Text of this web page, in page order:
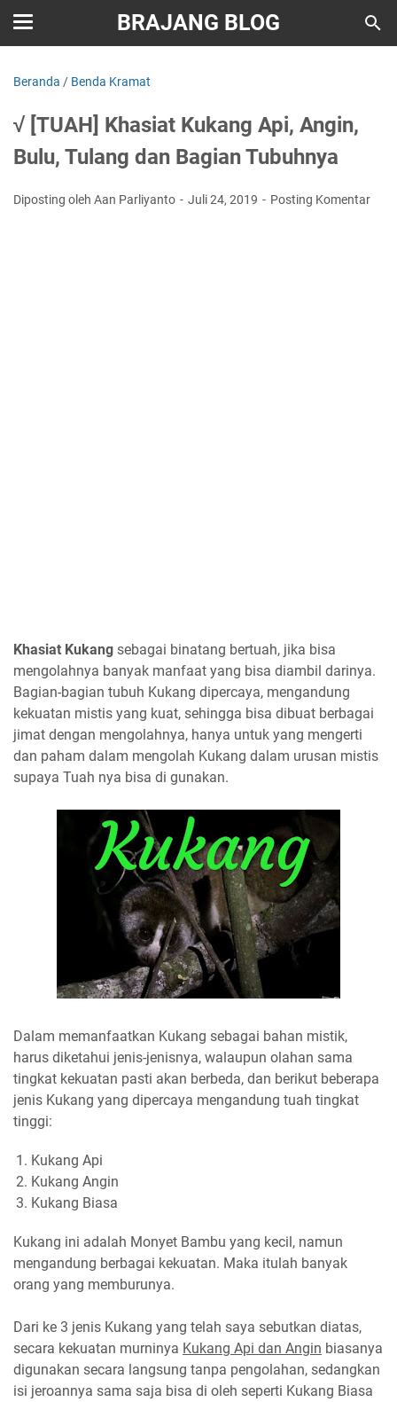
BRAJANG BLOG
Beranda / Benda Kramat
√ [TUAH] Khasiat Kukang Api, Angin,
Bulu, Tulang dan Bagian Tubuhnya
Diposting oleh Aan Parliyanto Juli 24, 2019 Posting Komentar
Khasiat Kukang sebagai binatang bertuah, jika bisa
mengolahnya banyak manfaat yang bisa diambil darinya.
Bagian-bagian tubuh Kukang dipercaya, mengandung
kekuatan mistis yang kuat, sehingga bisa dibuat berbagai
jimat dengan mengolahnya, hanya untuk yang mengerti
dan paham dalam mengolah Kukang dalam urusan mistis
supaya Tuah nya bisa di gunakan.
Dalam memanfaatkan Kukang sebagai bahan mistik,
harus diketahui jenis-jenisnya, walaupun olahan sama
tingkat kekuatan pasti akan berbeda, dan berikut beberapa
jenis Kukang yang dipercaya mengandung tuah tingkat
tinggi:
Kukang Api
Kukang Angin
Kukang Biasa
Kukang ini adalah Monyet Bambu yang kecil, namun
mengandung berbagai kekuatan. Maka itulah banyak
orang yang memburunya.
Dari ke 3 jenis Kukang yang telah saya sebutkan diatas,
secara kekuatan murninya Kukang Api dan Angin biasanya
digunakan secara langsung tanpa pengolahan, sedangkan
isi jeroannya sama saja bisa di oleh seperti Kukang Biasa